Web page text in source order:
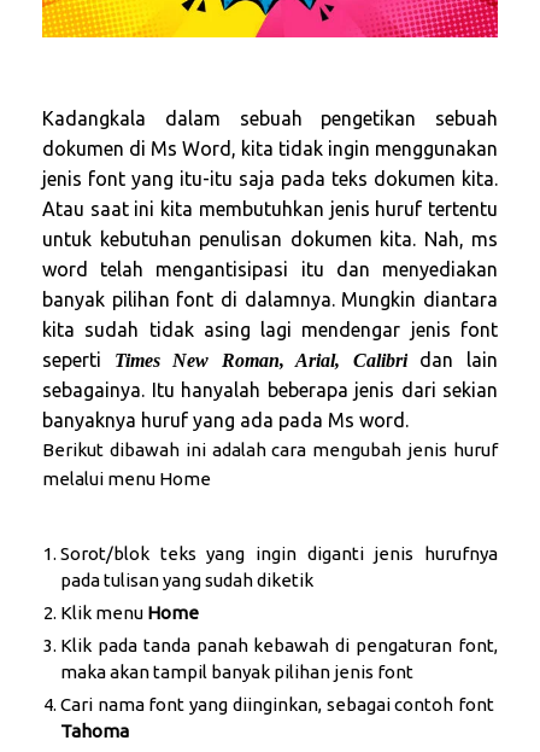
Kadangkala dalam sebuah pengetikan sebuah
dokumen di Ms Word, kita tidak ingin menggunakan
jenis font yang itu-itu saja pada teks dokumen kita.
Atau saat ini kita membutuhkan jenis huruf tertentu
untuk kebutuhan penulisan dokumen kita. Nah, ms
word telah mengantisipasi itu dan menyediakan
banyak pilihan font di dalamnya. Mungkin diantara
kita sudah tidak asing lagi mendengar jenis font
seperti
Times New Roman, Arial, Calibridan lain
sebagainya. Itu hanyalah beberapa jenis dari sekian
banyaknya huruf yang ada pada Ms word.
Berikut dibawah ini adalah cara mengubah jenis huruf
melalui menu Home
Sorot/blok teks yang ingin diganti jenis hurufnya
pada tulisan yang sudah diketik
Klik menu Home
Klik pada tanda panah kebawah di pengaturan font,
maka akan tampil banyak pilihan jenis font
Cari nama font yang diinginkan, sebagai contoh font
Tahoma